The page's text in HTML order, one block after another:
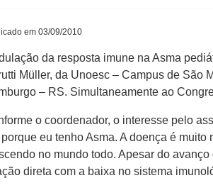
em 03/09/2010
da resposta imune na Asma
Müller, da Unoesc – Campus de São
– RS. Simultaneamente ao
o coordenador, o interesse pelo
porque eu tenho Asma. A doença é
no mundo todo. Apesar do
direta com a baixa no sistema